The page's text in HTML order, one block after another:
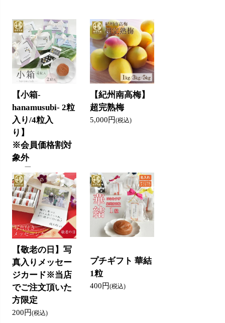
【小箱-
hanamusubi- 2粒
入り/4粒入
り】
※会員価格割対
象外
【紀州南高梅】
超完熟梅
5,000円(税込)
【敬老の日】写
真入りメッセー
ジカード※当店
でご注文頂いた
方限定
200円(税込)
プチギフト 華結
1粒
400円(税込)